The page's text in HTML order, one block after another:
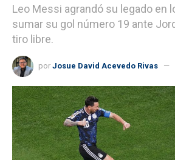
Leo Messi agrandó su legado en
sumar su gol número 19 ante
tiro libre.
por Josue David Acevedo Rivas